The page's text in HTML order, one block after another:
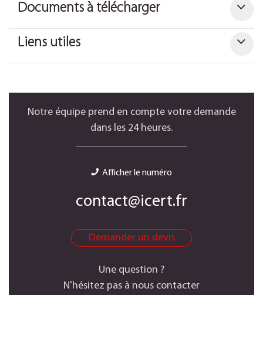
Documents à télécharger
Liens utiles
Notre équipe prend en compte votre demande
dans les 24 heures.
Afficher le numéro
contact@icert.fr
Demander un devis
Une question ?
N'hésitez pas à nous contacter